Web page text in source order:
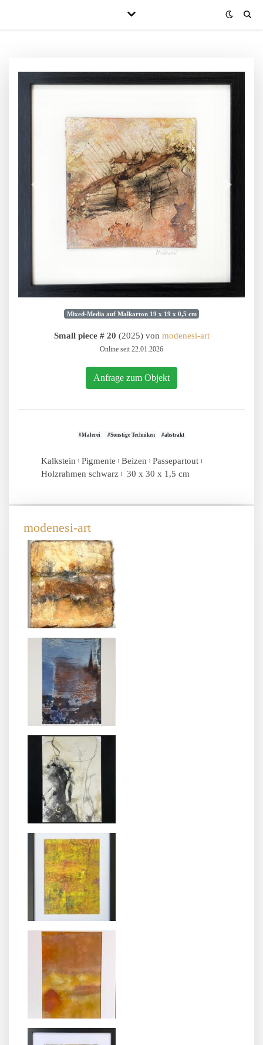
Mixed-Media auf Malkarton 19 x 19 x 0,5 cm
Small piece # 20 (2025) von modenesi-art
Online seit 22.01.2026
Anfrage zum Objekt
#Malerei #Sonstige Techniken #abstrakt
Kalkstein ৷ Pigmente ৷ Beizen ৷ Passepartout ৷
Holzrahmen schwarz ৷ 30 x 30 x 1,5 cm
modenesi-art